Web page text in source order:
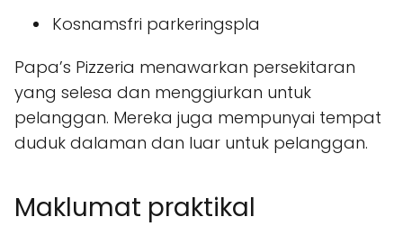
Kosnamsfri parkeringspla
Papa’s Pizzeria menawarkan persekitaran
yang selesa dan menggiurkan untuk
pelanggan. Mereka juga mempunyai tempat
duduk dalaman dan luar untuk pelanggan.
Maklumat praktikal